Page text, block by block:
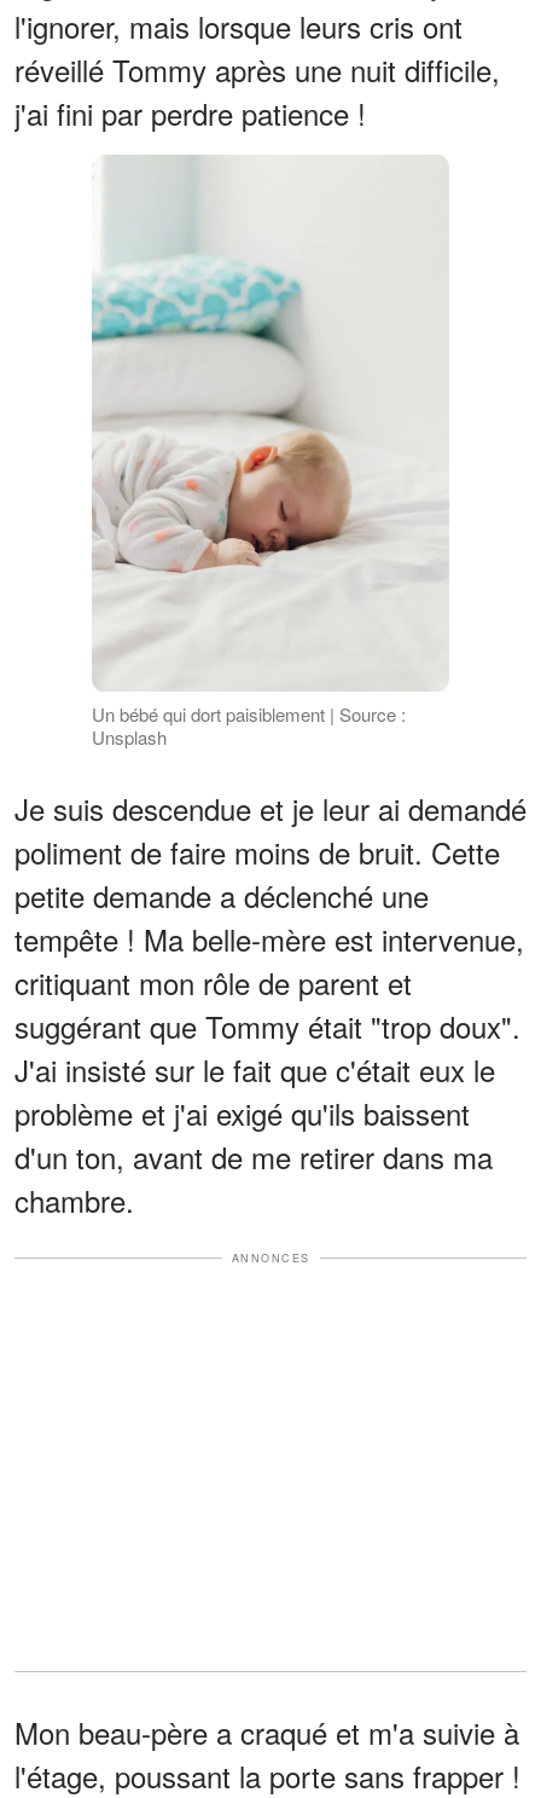
l'ignorer, mais lorsque leurs cris ont
réveillé Tommy après une nuit difficile,
j'ai fini par perdre patience !
Un bébé qui dort paisiblement | Source :
Unsplash
Je suis descendue et je leur ai demandé
poliment de faire moins de bruit. Cette
petite demande a déclenché une
tempête ! Ma belle-mère est intervenue,
critiquant mon rôle de parent et
suggérant que Tommy était "trop doux".
J'ai insisté sur le fait que c'était eux le
problème et j'ai exigé qu'ils baissent
d'un ton, avant de me retirer dans ma
chambre.
ANNONCES
Mon beau-père a craqué et m'a suivie à
l'étage, poussant la porte sans frapper !